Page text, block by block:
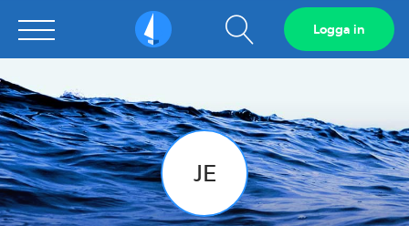
Sailarena Visa
sökfält
Logga in
JE